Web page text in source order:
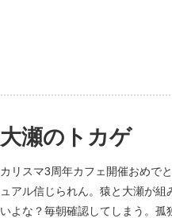
大瀬のトカゲ
カリスマ3周年カフェ開催おめで
ュアル信じられん。猿と大瀬が
いよな？毎朝確認してしまう。孤